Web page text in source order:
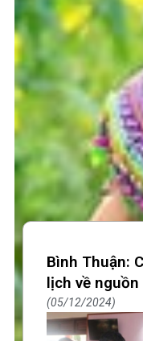
Bình Thuận:
lịch về nguồn
05/12/2024